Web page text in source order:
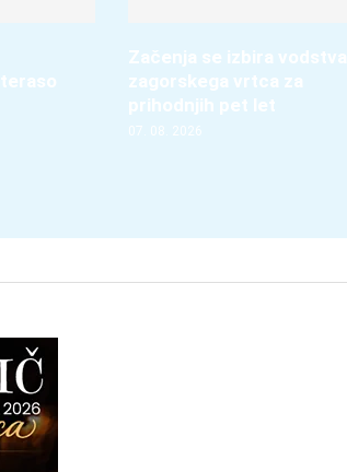
Začenja se izbira vodstva
zagorskega vrtca za
prihodnjih pet let
07. 08. 2026